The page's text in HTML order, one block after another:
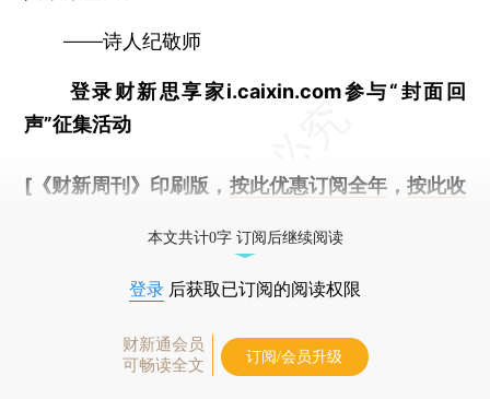
——诗人纪敬师
登录财新思享家i.caixin.com参与“封面回
声”征集活动
[《财新周刊》印刷版， 按此优惠订阅全年， 按此收
本文共计0字 订阅后继续阅读
登录 后获取已订阅的阅读权限
财新通会员
可畅读全文
订阅/会员升级